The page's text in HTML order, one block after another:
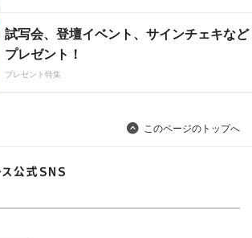
試写会、登壇イベント、サインチェキなど
プレゼント！
プレゼント特集
このページのトップへ